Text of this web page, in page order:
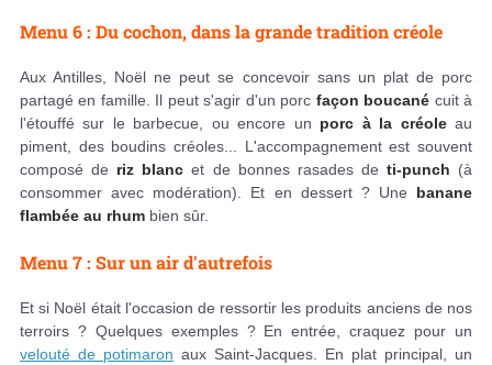
Menu 6 : Du cochon, dans la grande tradition créole
Aux Antilles, Noël ne peut se concevoir sans un plat de porc
partagé en famille. Il peut s'agir d'un porc façon boucané cuit à
l'étouffé sur le barbecue, ou encore un porc à la créoleau
piment, des boudins créoles... L'accompagnement est souvent
composé de riz blanc et de bonnes rasades de ti-punch (à
consommer avec modération). Et en dessert ? Une banane
flambée au rhum bien sûr.
Menu 7 : Sur un air d'autrefois
Et si Noël était l'occasion de ressortir les produits anciens de nos
terroirs ? Quelques exemples ? En entrée, craquez pour un
velouté de potimaron aux Saint-Jacques. En plat principal, un